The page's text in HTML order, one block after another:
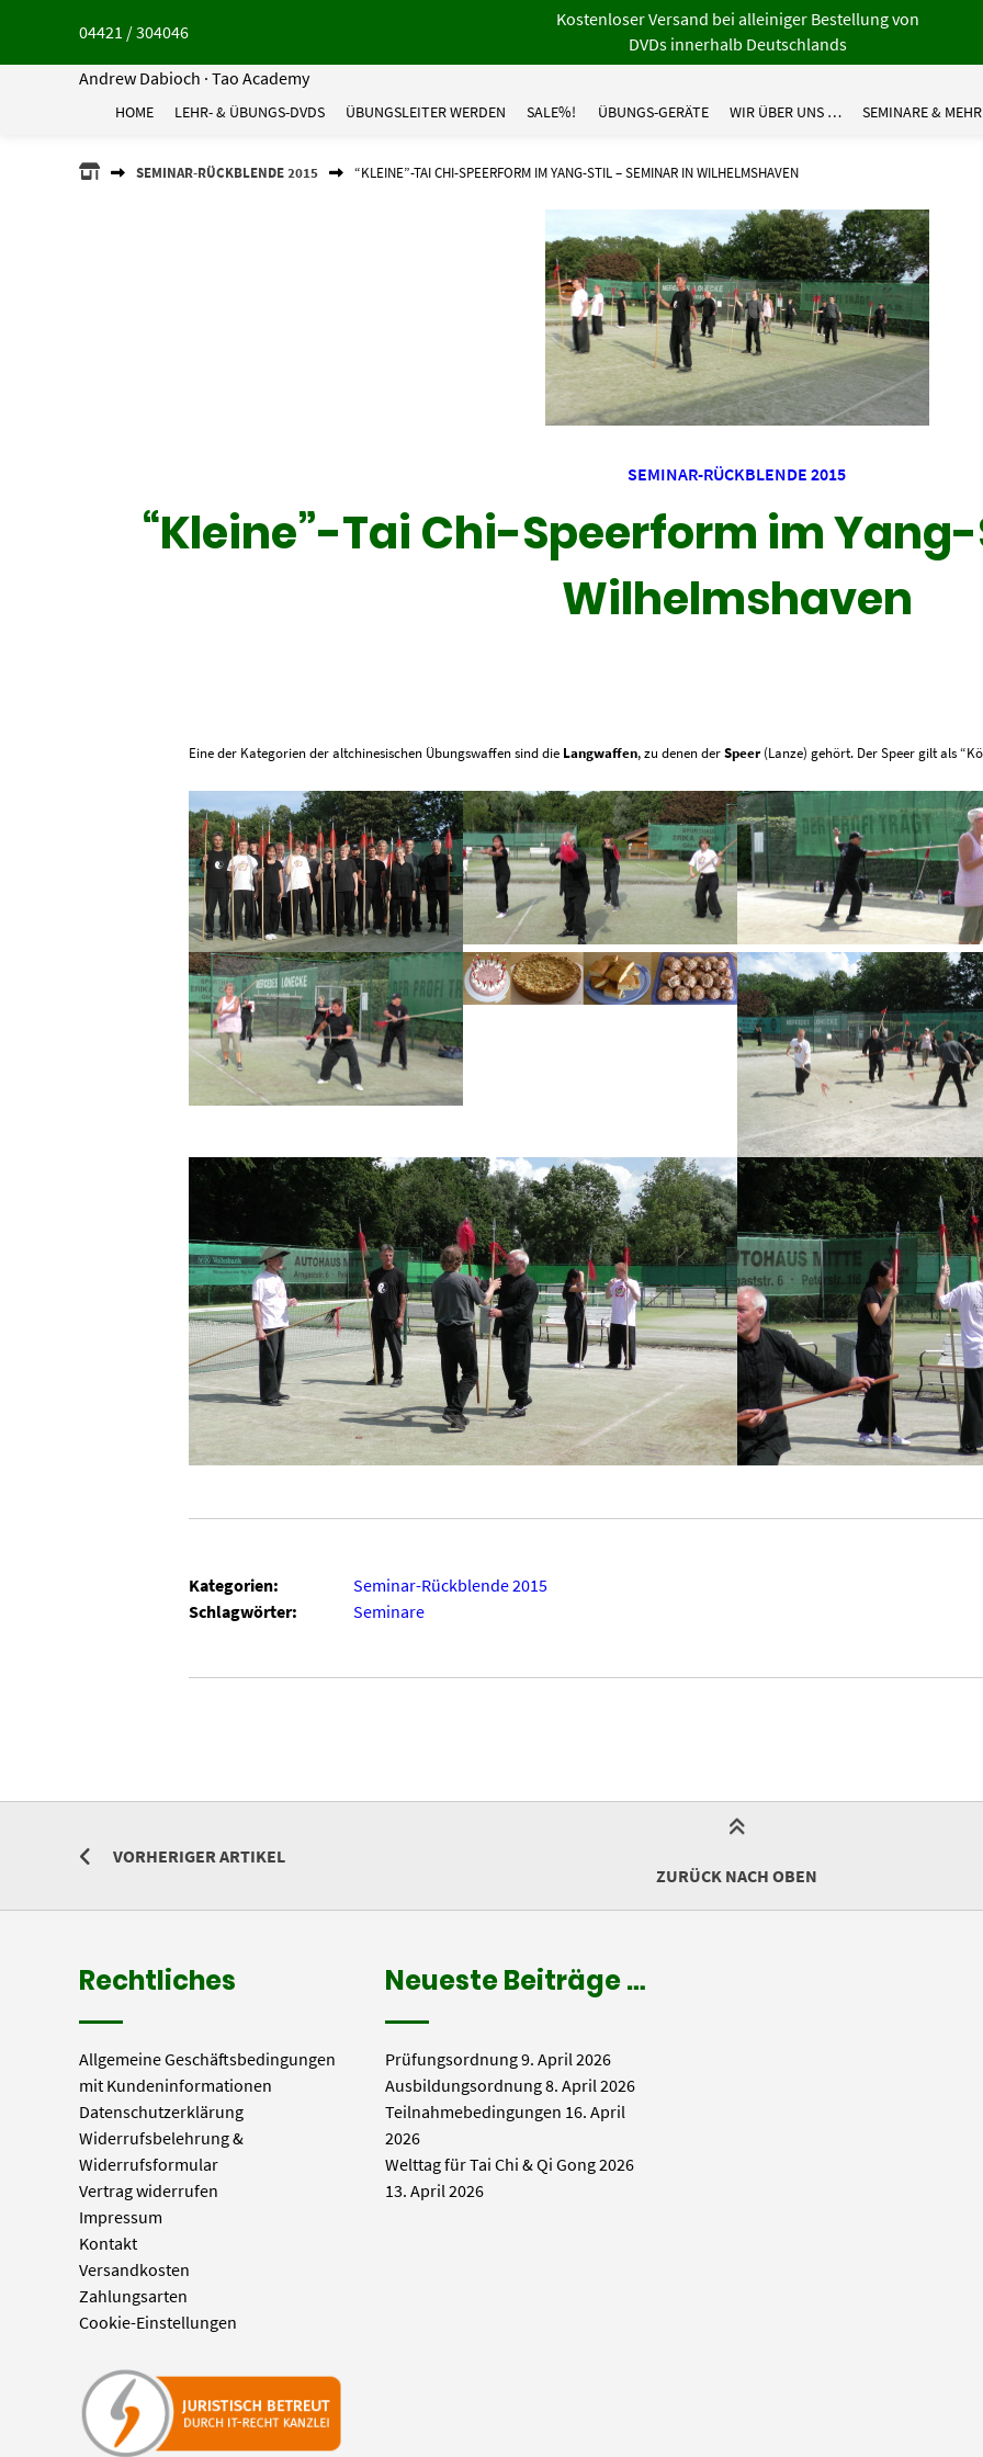
Inhalt
04421 / 304046
Kostenloser Versand bei alleiniger Bestellung von
DVDs innerhalb Deutschlands
Andrew Dabioch · Tao Academy
HOME LEHR- & ÜBUNGS-DVDS ÜBUNGSLEITER WERDEN SALE%! ÜBUNGS-GERÄTE WIR ÜBER UNS … SEMINARE & MEHR
ANDREWSEMINAR-RÜCKBLENDE 2015 “KLEINE”-TAI CHI-SPEERFORM IM YANG-STIL – SEMINAR IN WILHELMSHAVEN
SEMINAR-RÜCKBLENDE 2015
“Kleine”-Tai Chi-Speerform im
Wilhelmshaven
Eine der Kategorien der altchinesischen Übungswaffen sind die Langwaffen, zu denen derSpeer(Lanze) gehört. Der Speer gilt als
Kategorien:
Seminar-Rückblende 2015
Schlagwörter:
Seminare
VORHERIGER ARTIKEL
ZURÜCK NACH OBEN
Rechtliches
Allgemeine Geschäftsbedingungen
mit Kundeninformationen
Datenschutzerklärung
Widerrufsbelehrung &
Widerrufsformular
Vertrag widerrufen
Impressum
Kontakt
Versandkosten
Zahlungsarten
Cookie-Einstellungen
Neueste Beiträge …
Prüfungsordnung9. April 2026
Ausbildungsordnung8. April 2026
Teilnahmebedingungen 16. April
2026
Welttag für Tai Chi & Qi Gong 2026
13. April 2026